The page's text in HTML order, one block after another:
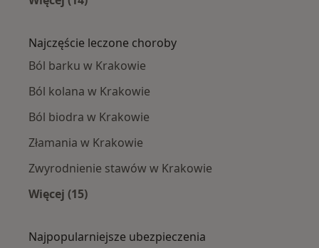
Najczęście leczone choroby
Ból barku w Krakowie
Ból kolana w Krakowie
Ból biodra w Krakowie
Złamania w Krakowie
Zwyrodnienie stawów w Krakowie
Więcej (15)
Najpopularniejsze ubezpieczenia